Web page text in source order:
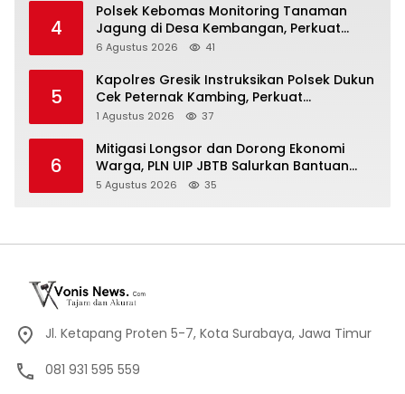
4
Polsek Kebomas Monitoring Tanaman
Jagung di Desa Kembangan, Perkuat
Dukungan Ketahanan Pangan Nasional
6 Agustus 2026 41
5
Kapolres Gresik Instruksikan Polsek Dukun
Cek Peternak Kambing, Perkuat
Ketahanan Pangan Nasional
1 Agustus 2026 37
6
Mitigasi Longsor dan Dorong Ekonomi
Warga, PLN UIP JBTB Salurkan Bantuan
Konservasi 4.000 Pohon Aren Genjah Asal
5 Agustus 2026 35
Jl. Ketapang Proten 5-7, Kota Surabaya, Jawa Timur
081 931 595 559